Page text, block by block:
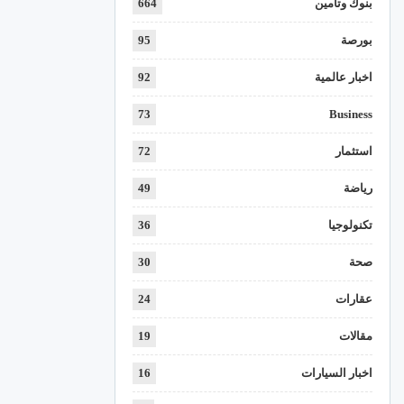
بنوك وتأمين 664
بورصة 95
اخبار عالمية 92
Business
73
استثمار 72
رياضة 49
تكنولوجيا 36
صحة 30
عقارات 24
مقالات 19
اخبار السيارات 16